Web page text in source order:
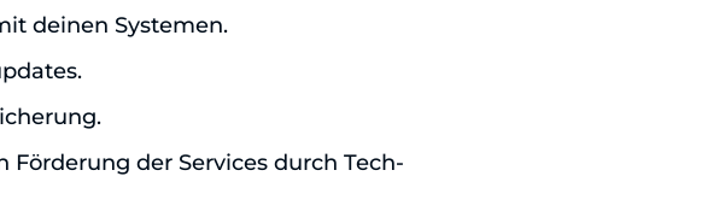
deinen Systemen.
der Services durch Tech-